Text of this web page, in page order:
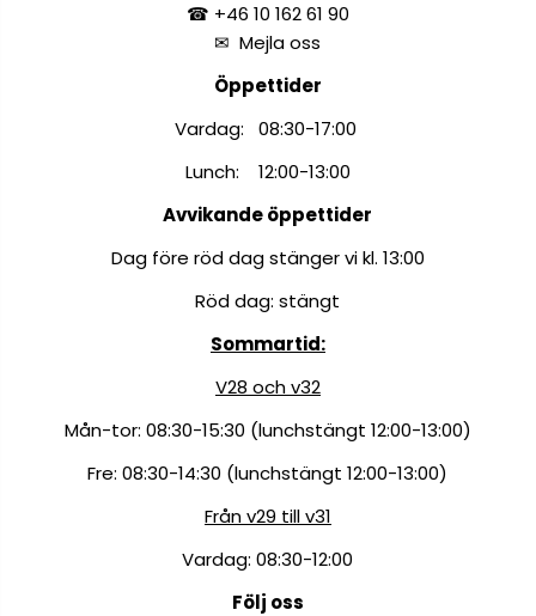
☎ +46 10 162 61 90
✉Mejla oss
Öppettider
Vardag: 08:30-17:00
Lunch: 12:00-13:00
Avvikande öppettider
Dag före röd dag stänger vi kl. 13:00
Röd dag: stängt
Sommartid:
V28 och v32
Mån-tor: 08:30-15:30 (lunchstängt 12:00-13:00)
Fre: 08:30-14:30 (lunchstängt 12:00-13:00)
Från v29 till v31
Vardag: 08:30-12:00
Följ oss